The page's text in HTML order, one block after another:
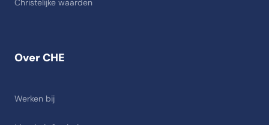
Over CHE
Werken bij
Christelijke waarden